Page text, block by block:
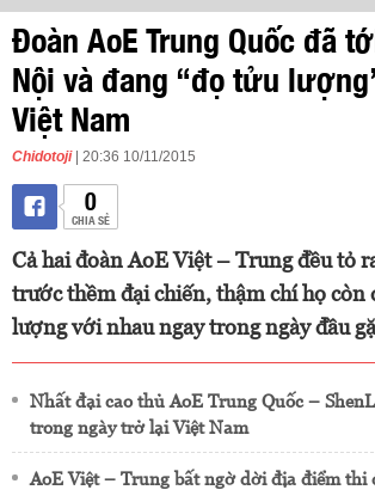
Đoàn AoE Trung Quốc đã
Nội và đang “đọ tửu
Việt Nam
Chidotoji | 20:36 10/11/2015
0
CHIA SẺ
Cả hai đoàn AoE Việt – Trung đều tỏ
trước thềm đại chiến, thậm chí họ còn
lượng với nhau ngay trong ngày đầu
Nhất đại cao thủ AoE Trung Quốc –
trong ngày trở lại Việt Nam
AoE Việt – Trung bất ngờ dời địa điểm thi